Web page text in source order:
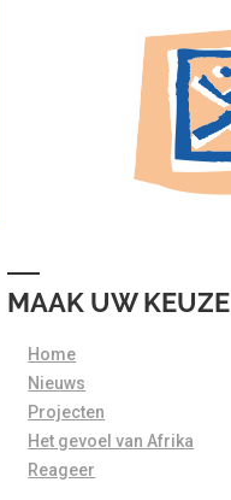
MAAK UW KEUZE
Home
Nieuws
Projecten
Het gevoel van Afrika
Reageer